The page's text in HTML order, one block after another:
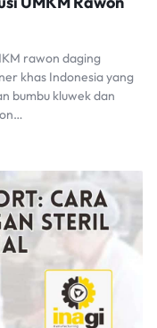
rawon daging
khas Indonesia yang
bumbu kluwek dan